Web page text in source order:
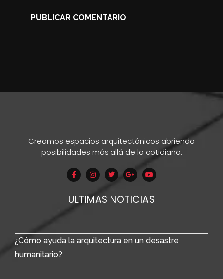
Creamos espacios arquitectónicos abriendo
posibilidades más allá de lo cotidiano.
ULTIMAS NOTICIAS
¿Cómo ayuda la arquitectura en un desastre
humanitario?